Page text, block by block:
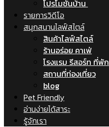
โปรโมชั่นบ้าน
รายการวิดีโอ
สนุกสนานไลฟ์สไตล์
สินค้าไลฟ์สไตล์
ร้านอร่อย คาเฟ่
โรงแรม รีสอร์ท ที่พัก
สถานที่ท่องเที่ยว
blog
Pet Friendly
อ่านง่ายได้สาระ
รู้จักเรา